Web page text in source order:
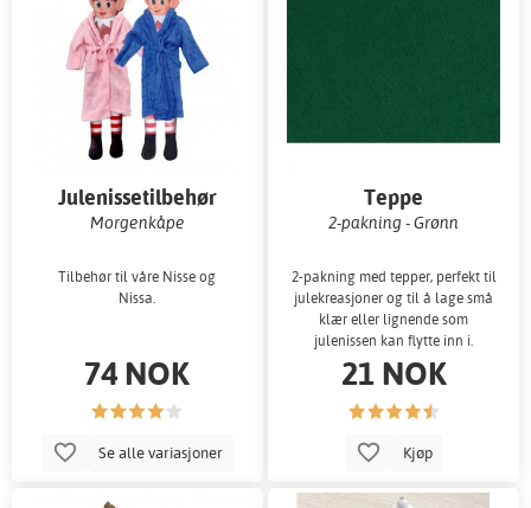
Julenissetilbehør
Morgenkåpe
Tilbehør til våre Nisse og
Nissa.
74 NOK
Se alle variasjoner
Teppe
2-pakning - Grønn
2-pakning med tepper, perfekt til
julekreasjoner og til å lage små
klær eller lignende som
julenissen kan flytte inn i.
21 NOK
Kjøp